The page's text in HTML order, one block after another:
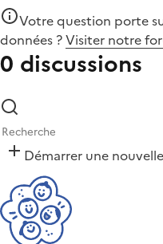
Votre question porte
données ?Visiter notre
0 discussions
Démarrer une